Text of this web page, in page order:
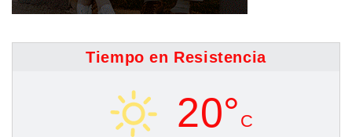
Tiempo en Resistencia
20° C